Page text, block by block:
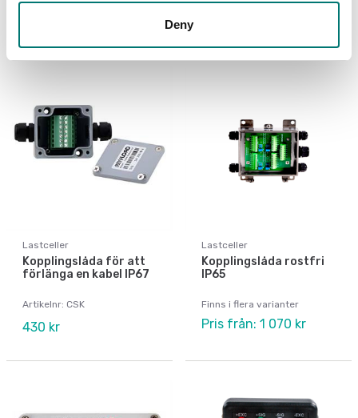
Deny
Lastceller
Kopplingslåda för att
förlänga en kabel IP67
Artikelnr: CSK
430 kr
Lastceller
Kopplingslåda rostfri
IP65
Finns i flera varianter
Pris från: 1 070 kr